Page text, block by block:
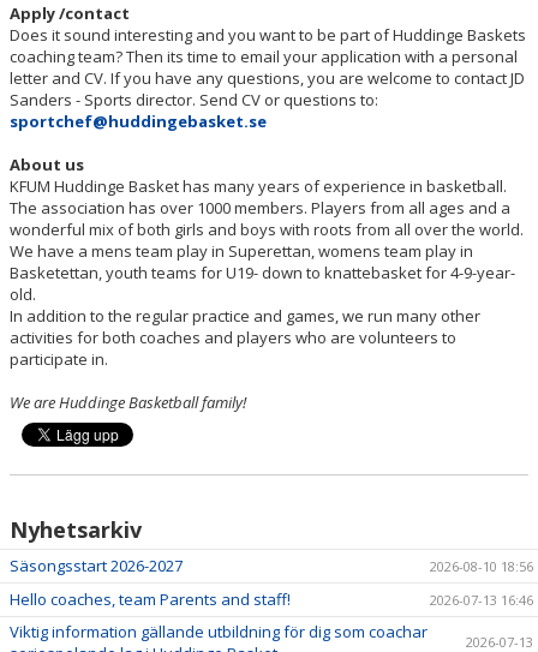
Apply /contact
Does it sound interesting and you want to be part of Huddinge Baskets
coaching team? Then its time to email your application with a personal
letter and CV. If you have any questions, you are welcome to contact JD
Sanders - Sports director. Send CV or questions to:
sportchef@huddingebasket.se
About us
KFUM Huddinge Basket has many years of experience in basketball.
The association has over 1000 members. Players from all ages and a
wonderful mix of both girls and boys with roots from all over the world.
We have a mens team play in Superettan, womens team play in
Basketettan, youth teams for U19- down to knattebasket for 4-9-year-
old.
In addition to the regular practice and games, we run many other
activities for both coaches and players who are volunteers to
participate in.
We are Huddinge Basketball family!
Nyhetsarkiv
Säsongsstart 2026-2027 2026-08-10 18:56
Hello coaches, team Parents and staff! 2026-07-13 16:46
Viktig information gällande utbildning för dig som coachar
2026-07-13